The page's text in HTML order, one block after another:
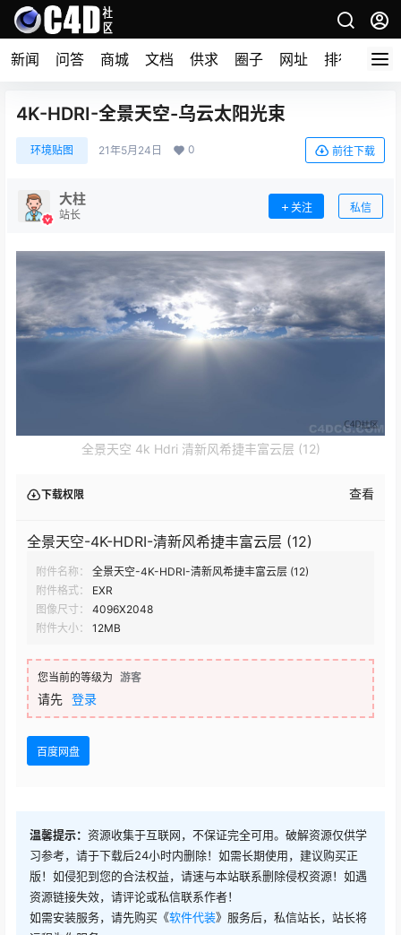
新闻 问答 商城 文档 供求 圈子 网址 排行榜
4K-HDRI-全景天空-乌云太阳光束
环境贴图 21年5月24日 0 前往下载
大柱
站长
关注 私信
全景天空 4k Hdri 清新风希捷丰富云层 (12)
下载权限 查看
全景天空-4K-HDRI-清新风希捷丰富云层 (12)
附件名称：
全景天空-4K-HDRI-清新风希捷丰富云层 (12)
附件格式：
EXR
图像尺寸：
4096X2048
附件大小：
12MB
您当前的等级为 游客
请先 登录
百度网盘
温馨提示： 资源收集于互联网，不保证完全可用。破解资源仅供学
习参考，请于下载后24小时内删除！如需长期使用，建议购买正
版！如侵犯到您的合法权益，请速与本站联系删除侵权资源！如遇
资源链接失效，请评论或私信联系作者！
如需安装服务，请先购买《软件代装》服务后，私信站长，站长将